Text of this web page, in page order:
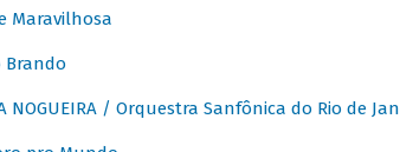
Maravilhosa
Brando
NOGUEIRA / Orquestra Sanfônica do Rio de